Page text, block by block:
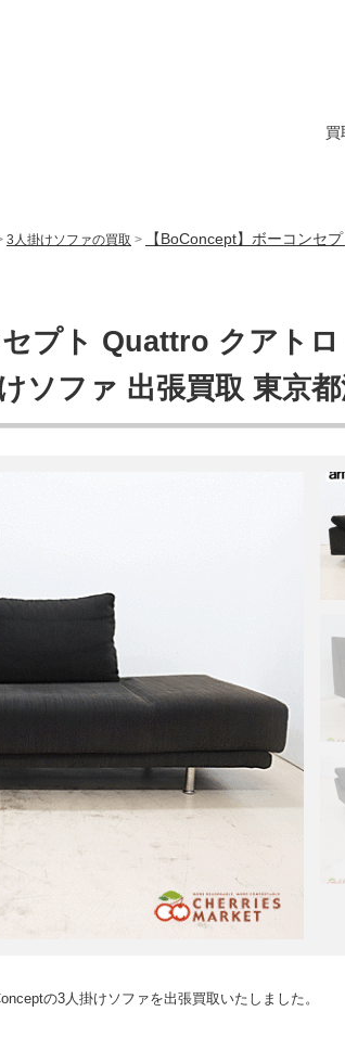
買
3人掛けソファの買取 >
【BoConcept】ボーコンセ
プト Quattro クアト
ソファ 出張買取 東京
の3人掛けソファを出張買取いたしました。